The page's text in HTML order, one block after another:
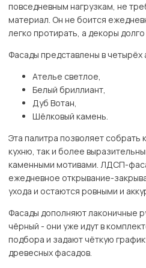
повседневным нагрузкам, не
материал. Он не боится
легко протирать, а декоры
Фасады представлены в четырёх
Ателье светлое,
Белый бриллиант,
Дуб Вотан,
Шёлковый камень.
Эта палитра позволяет собрать
кухню, так и более
каменными мотивами. ЛДСП-
ежедневное открывание-
ухода и остаются ровными и
Фасады дополняют лаконичные
чёрный - они уже идут в
подбора и задают чёткую
древесных фасадов.